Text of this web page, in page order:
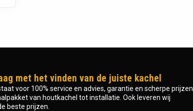
met het vinden van de juiste kachel
voor 100% service en advies, garantie en scherpe prijzen.
van houtkachel tot installatie. Ook leveren wij
beste prijzen.